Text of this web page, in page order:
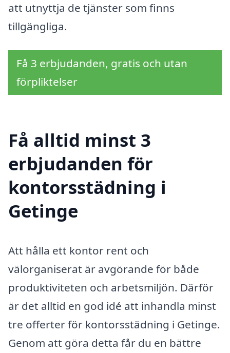
att utnyttja de tjänster som finns
tillgängliga.
Få 3 erbjudanden, gratis och utan
förpliktelser
Få alltid minst 3
erbjudanden för
kontorsstädning i
Getinge
Att hålla ett kontor rent och
välorganiserat är avgörande för både
produktiviteten och arbetsmiljön. Därför
är det alltid en god idé att inhandla minst
tre offerter för kontorsstädning i Getinge.
Genom att göra detta får du en bättre